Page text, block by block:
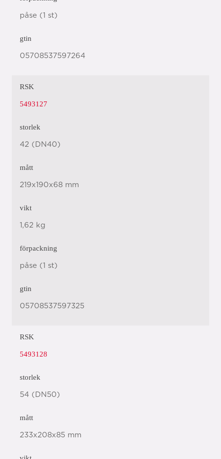
påse (1 st)
gtin
05708537597264
RSK
5493127
storlek
42 (DN40)
mått
219x190x68 mm
vikt
1,62 kg
förpackning
påse (1 st)
gtin
05708537597325
RSK
5493128
storlek
54 (DN50)
mått
233x208x85 mm